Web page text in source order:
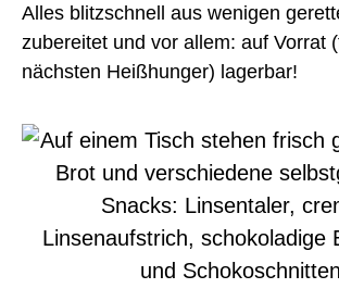
Alles blitzschnell aus wenigen
zubereitet und vor allem: auf Vorrat
nächsten Heißhunger) lagerbar!